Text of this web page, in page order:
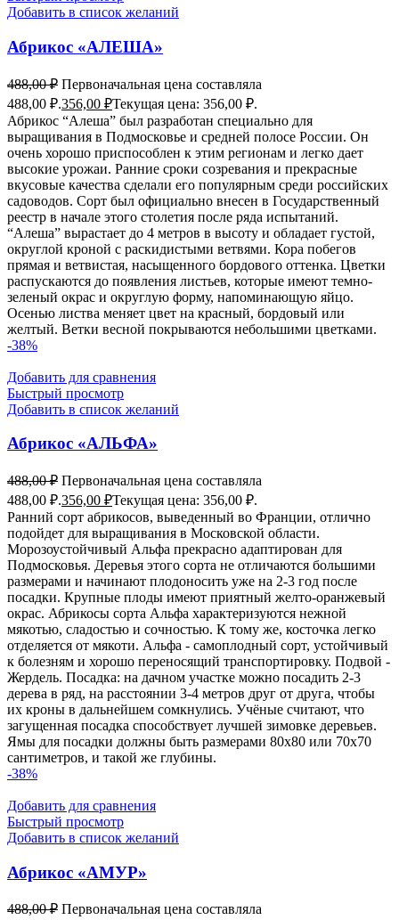
Добавить в список желаний
Абрикос «АЛЕША»
488,00₽ Первоначальная цена составляла
488,00 ₽.356,00 ₽Текущая цена: 356,00 ₽.
Абрикос “Алеша” был разработан специально для
выращивания в Подмосковье и средней полосе России. Он
очень хорошо приспособлен к этим регионам и легко дает
высокие урожаи. Ранние сроки созревания и прекрасные
вкусовые качества сделали его популярным среди российских
садоводов. Сорт был официально внесен в Государственный
реестр в начале этого столетия после ряда испытаний.
“Алеша” вырастает до 4 метров в высоту и обладает густой,
округлой кроной с раскидистыми ветвями. Кора побегов
прямая и ветвистая, насыщенного бордового оттенка. Цветки
распускаются до появления листьев, которые имеют темно-
зеленый окрас и округлую форму, напоминающую яйцо.
Осенью листва меняет цвет на красный, бордовый или
желтый. Ветки весной покрываются небольшими цветками.
-38%
Добавить для сравнения
Быстрый просмотр
Добавить в список желаний
Абрикос «АЛЬФА»
488,00₽ Первоначальная цена составляла
488,00 ₽.356,00 ₽Текущая цена: 356,00 ₽.
Ранний сорт абрикосов, выведенный во Франции, отлично
подойдет для выращивания в Московской области.
Морозоустойчивый Альфа прекрасно адаптирован для
Подмосковья. Деревья этого сорта не отличаются большими
размерами и начинают плодоносить уже на 2-3 год после
посадки. Крупные плоды имеют приятный желто-оранжевый
окрас. Абрикосы сорта Альфа характеризуются нежной
мякотью, сладостью и сочностью. К тому же, косточка легко
отделяется от мякоти. Альфа - самоплодный сорт, устойчивый
к болезням и хорошо переносящий транспортировку. Подвой -
Жердель. Посадка: на дачном участке можно посадить 2-3
дерева в ряд, на расстоянии 3-4 метров друг от друга, чтобы
их кроны в дальнейшем сомкнулись. Учёные считают, что
загущенная посадка способствует лучшей зимовке деревьев.
Ямы для посадки должны быть размерами 80x80 или 70x70
сантиметров, и такой же глубины.
-38%
Добавить для сравнения
Быстрый просмотр
Добавить в список желаний
Абрикос «АМУР»
488,00₽ Первоначальная цена составляла